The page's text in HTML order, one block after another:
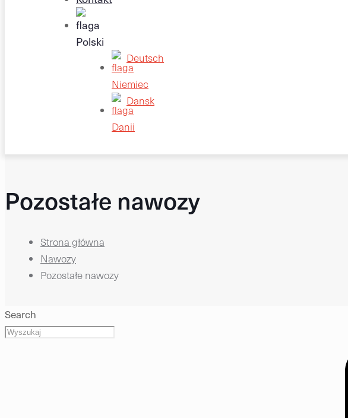
Deutsch
Dansk
Pozostałe nawozy
Strona główna
Nawozy
Pozostałe nawozy
Search